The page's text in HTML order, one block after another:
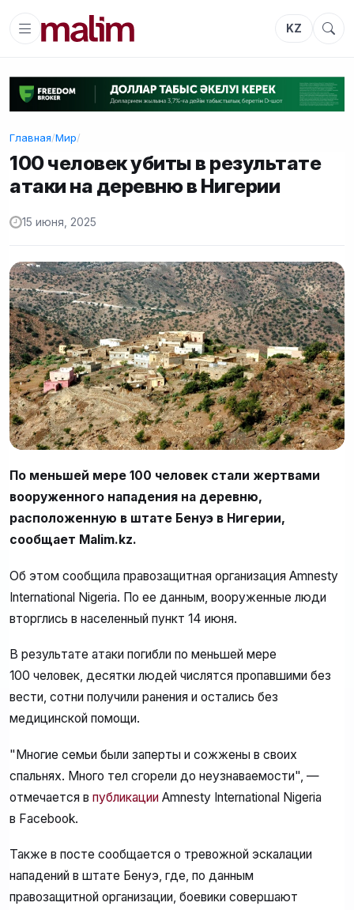
KZ
Главная/Мир/
100 человек убиты в результате
атаки на деревню в Нигерии
15 июня, 2025
По меньшей мере 100 человек стали жертвами
вооруженного нападения на деревню,
расположенную в штате Бенуэ в Нигерии,
сообщает Malim.kz.
Об этом сообщила правозащитная организация Amnesty
International Nigeria. По ее данным, вооруженные люди
вторглись в населенный пункт 14 июня.
В результате атаки погибли по меньшей мере
100 человек, десятки людей числятся пропавшими без
вести, сотни получили ранения и остались без
медицинской помощи.
"Многие семьи были заперты и сожжены в своих
спальнях. Много тел сгорели до неузнаваемости", —
отмечается в публикации Amnesty International Nigeria
в Facebook.
Также в посте сообщается о тревожной эскалации
нападений в штате Бенуэ, где, по данным
правозащитной организации, боевики совершают